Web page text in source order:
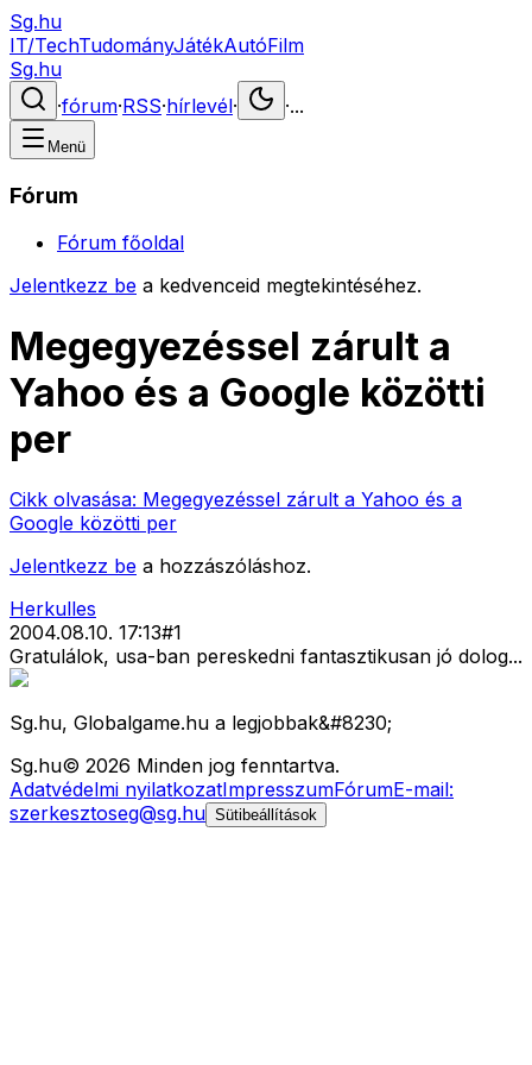
Sg.hu
IT/TechTudományJátékAutóFilm
Sg.hu
·fórum·RSS·hírlevél· ·...
Menü
Fórum
Fórum főoldal
Jelentkezz be a kedvenceid megtekintéséhez.
Megegyezéssel zárult a
Yahoo és a Google közötti
per
Cikk olvasása: Megegyezéssel zárult a Yahoo és a
Google közötti per
Jelentkezz be a hozzászóláshoz.
Herkulles
2004.08.10. 17:13#1
Gratulálok, usa-ban pereskedni fantasztikusan jó dolog...
Sg.hu, Globalgame.hu a legjobbak&#8230;
Sg.hu© 2026 Minden jog fenntartva.
Adatvédelmi nyilatkozatImpresszumFórumE-mail:
szerkesztoseg@sg.hu Sütibeállítások